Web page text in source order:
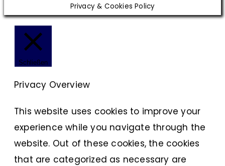
Privacy & Cookies Policy
Schließen
Privacy Overview
This website uses cookies to improve your
experience while you navigate through the
website. Out of these cookies, the cookies
that are categorized as necessary are